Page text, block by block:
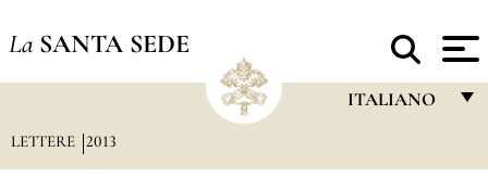
La SANTA SEDE
ITALIANO
LETTERE 2013